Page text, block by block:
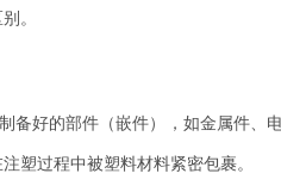
。
备好的部件（嵌件），如金属件、
塑过程中被塑料材料紧密包裹。